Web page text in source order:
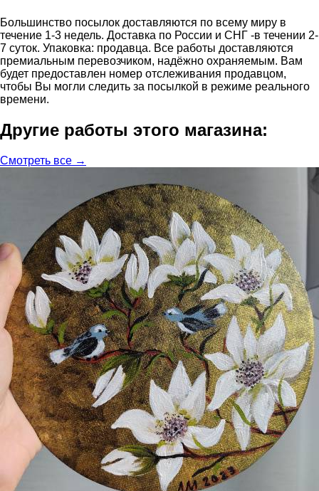
Большинство посылок доставляются по всему миру в
течение 1-3 недель. Доставка по России и СНГ -в течении 2-
7 суток. Упаковка: продавца. Все работы доставляются
премиальным перевозчиком, надёжно охраняемым. Вам
будет предоставлен номер отслеживания продавцом,
чтобы Вы могли следить за посылкой в режиме реального
времени.
Другие работы этого магазина:
Смотреть все →